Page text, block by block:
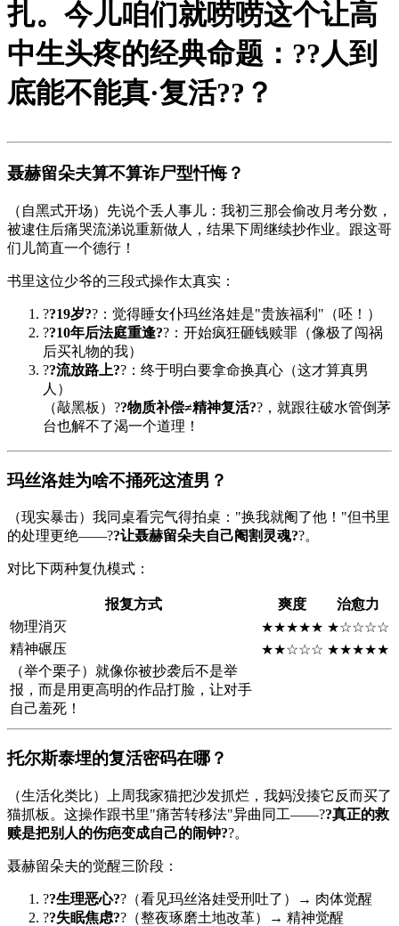
扎。今儿咱们就唠唠这个让高
中生头疼的经典命题：??人到
底能不能真·复活??？
聂赫留朵夫算不算诈尸型忏悔？
（自黑式开场）先说个丢人事儿：我初三那会偷改月考分数，
被逮住后痛哭流涕说重新做人，结果下周继续抄作业。跟这哥
们儿简直一个德行！
书里这位少爷的三段式操作太真实：
??19岁??：觉得睡女仆玛丝洛娃是"贵族福利"（呸！）
??10年后法庭重逢??：开始疯狂砸钱赎罪（像极了闯祸
后买礼物的我）
??流放路上??：终于明白要拿命换真心（这才算真男
人）
（敲黑板）??物质补偿≠精神复活??，就跟往破水管倒茅
台也解不了渴一个道理！
玛丝洛娃为啥不捅死这渣男？
（现实暴击）我同桌看完气得拍桌："换我就阉了他！"但书里
的处理更绝——??让聂赫留朵夫自己阉割灵魂??。
对比下两种复仇模式：
报复方式 爽度
治愈力
物理消灭
★★★★★ ★☆☆☆☆
精神碾压
★★☆☆☆ ★★★★★
（举个栗子）就像你被抄袭后不是举
报，而是用更高明的作品打脸，让对手
自己羞死！
托尔斯泰埋的复活密码在哪？
（生活化类比）上周我家猫把沙发抓烂，我妈没揍它反而买了
猫抓板。这操作跟书里"痛苦转移法"异曲同工——??真正的救
赎是把别人的伤疤变成自己的闹钟??。
聂赫留朵夫的觉醒三阶段：
??生理恶心??（看见玛丝洛娃受刑吐了）→ 肉体觉醒
??失眠焦虑??（整夜琢磨土地改革）→ 精神觉醒